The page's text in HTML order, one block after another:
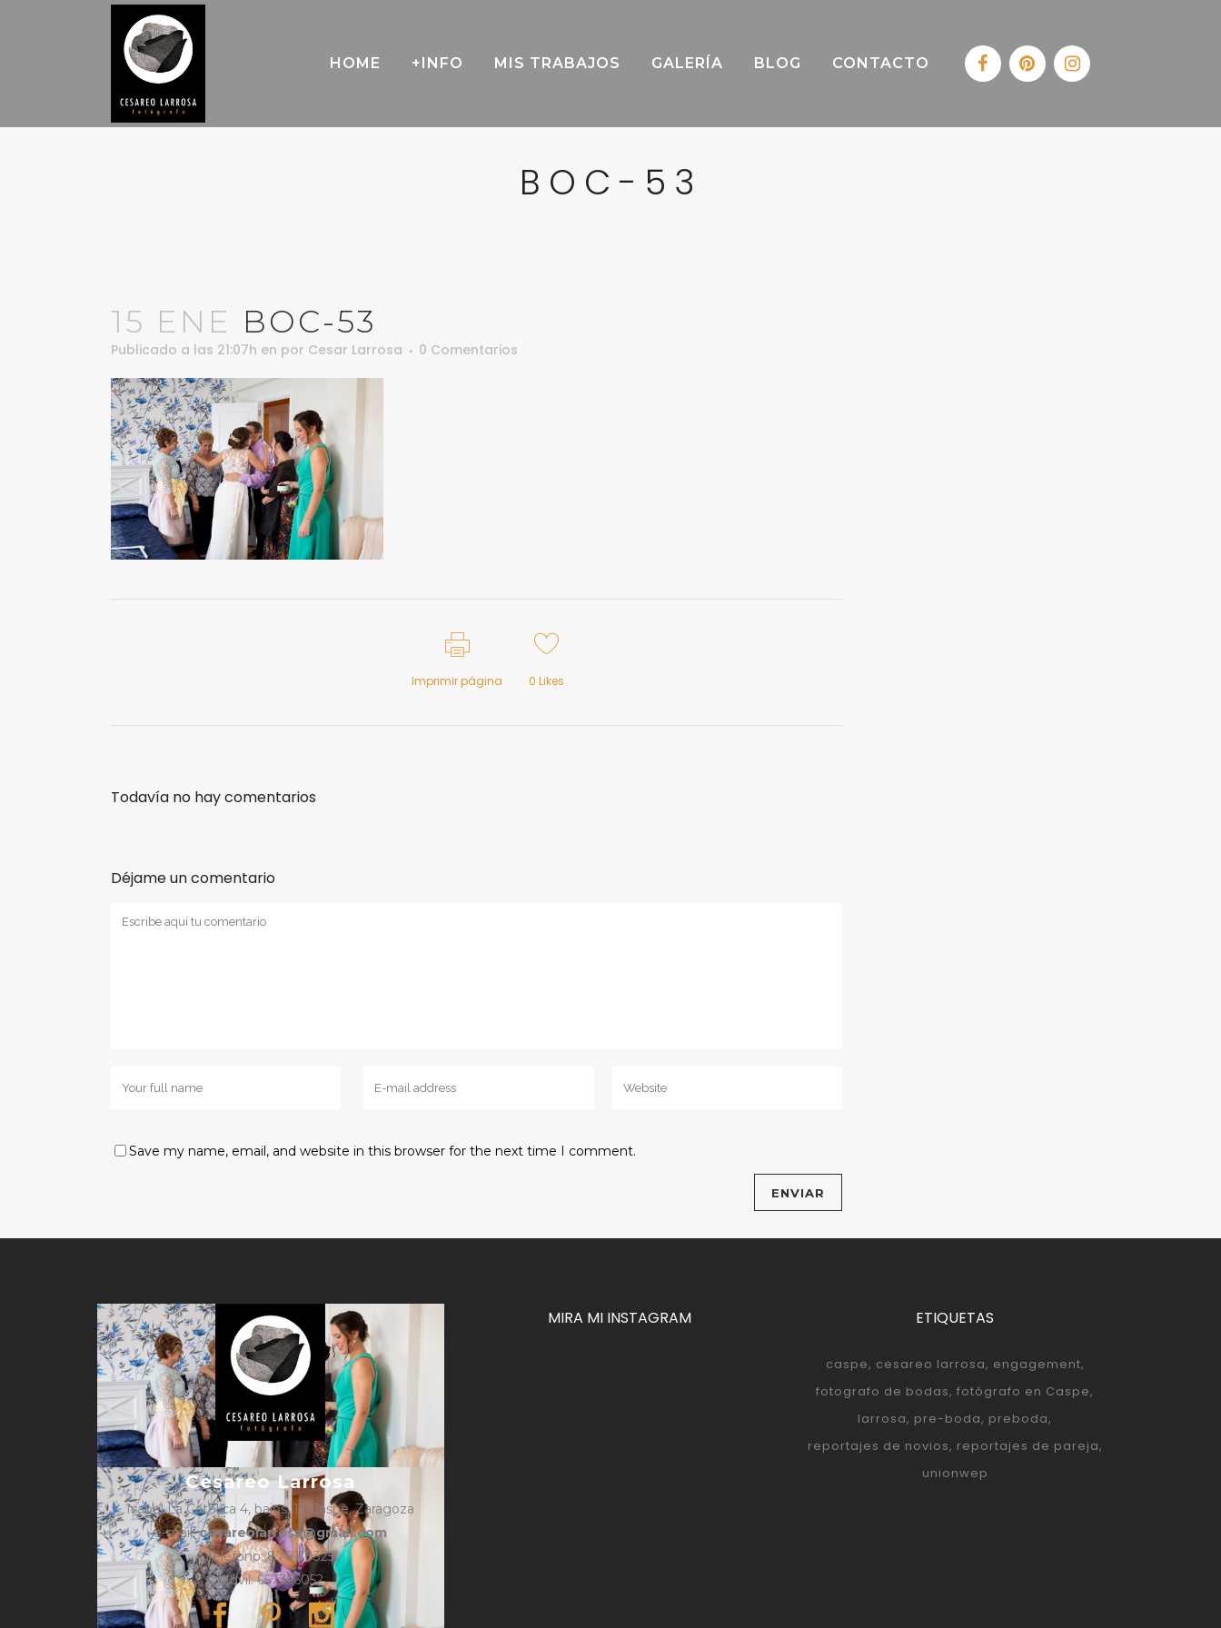
HOME +INFO MIS TRABAJOS GALERÍA BLOG CONTACTO
BOC-53
15 ENE BOC-53
Publicado a las 21:07h en por Cesar Larrosa 0 Comentarios
Imprimir página 0 Likes
Todavía no hay comentarios
Déjame un comentario
Save my name, email, and website in this browser for the next time I comment.
Cesareo Larrosa
Isabel La Católica 4, bajos, 1º, Caspe, Zaragoza
e-mail:cesareolarrosa@gmail.com
Teléfono: 876610325
Móvil: 657366052
MIRA MI INSTAGRAM ETIQUETAS
caspe cesareo larrosa engagement
fotografo de bodas fotógrafo en Caspe
larrosa pre-boda preboda
reportajes de novios reportajes de pareja
unionwep